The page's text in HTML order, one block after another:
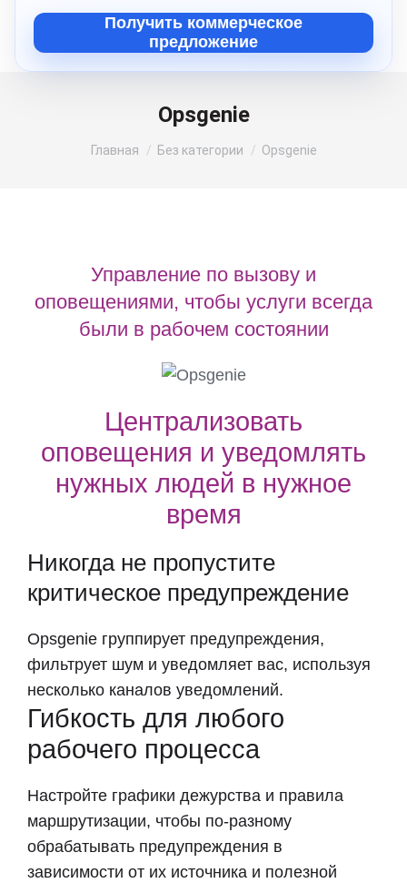
Opsgenie
Вы здесь:
Главная Без категории Opsgenie
Управление по вызову и
оповещениями, чтобы услуги всегда
были в рабочем состоянии
Централизовать
оповещения и уведомлять
нужных людей в нужное
время
Никогда не пропустите
критическое предупреждение
Opsgenie группирует предупреждения,
фильтрует шум и уведомляет вас, используя
несколько каналов уведомлений.
Гибкость для любого
рабочего процесса
Настройте графики дежурства и правила
маршрутизации, чтобы по-разному
обрабатывать предупреждения в
зависимости от их источника и полезной
Получить коммерческое
предложение